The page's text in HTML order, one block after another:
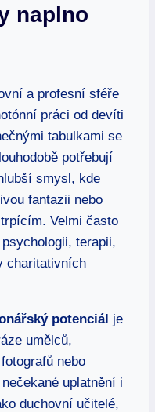
naplno
a profesní sféře
práci od devíti
tabulkami se
potřebují
smysl, kde
fantazii nebo
Velmi často
terapii,
charitativních
potenciál je
umělců,
nebo
uplatnění i
duchovní učitelé,